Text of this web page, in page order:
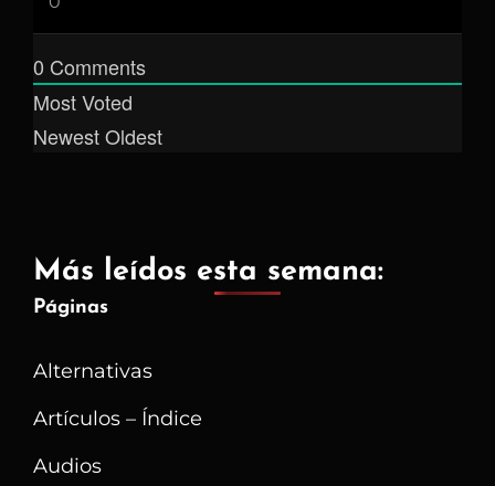
0 Comments
Most Voted
NewestOldest
Más leídos esta semana:
Páginas
Alternativas
Artículos – Índice
Audios